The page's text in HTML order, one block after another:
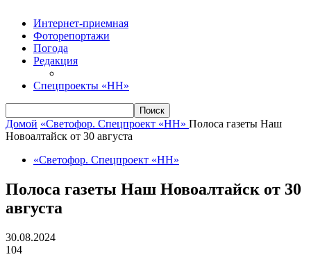
Интернет-приемная
Фоторепортажи
Погода
Редакция
Спецпроекты «НН»
Домой «Светофор. Спецпроект «НН» Полоса газеты Наш
Новоалтайск от 30 августа
«Светофор. Спецпроект «НН»
Полоса газеты Наш Новоалтайск от 30
августа
30.08.2024
104